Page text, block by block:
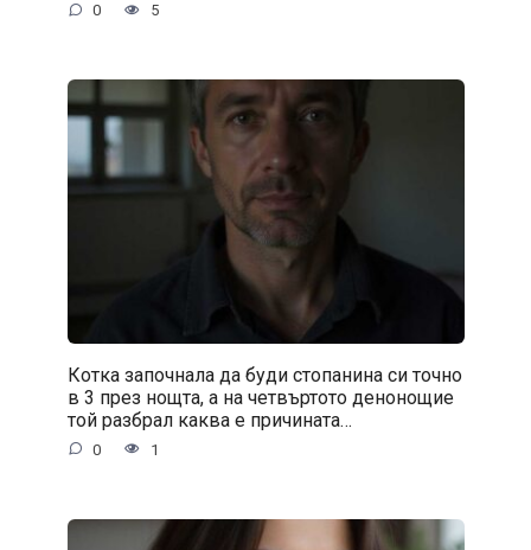
0 5
Котка започнала да буди стопанина си точно
в 3 през нощта, а на четвъртото денонощие
той разбрал каква е причината…
0 1